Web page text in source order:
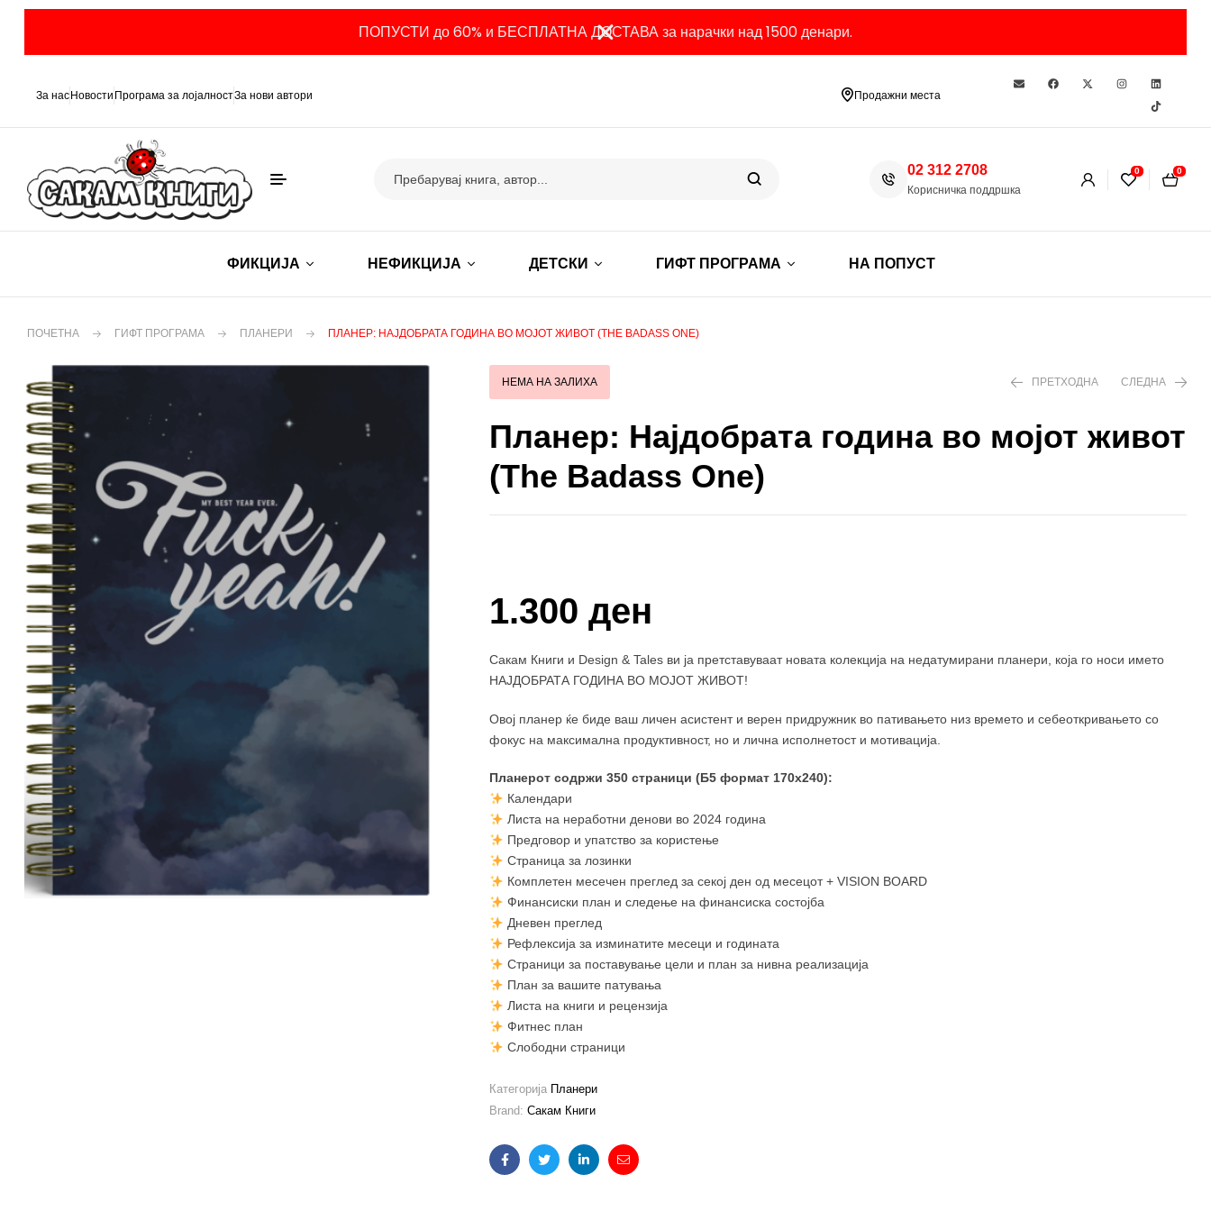
ПОПУСТИ до 60% и БЕСПЛАТНА ДОСТАВА за нарачки над 1500 денари.
За нас Новости Програма за лојалностЗа нови автори Продажни места
02 312 2708
Корисничка поддршка
0 0
ФИКЦИЈА НЕФИКЦИЈА ДЕТСКИ ГИФТ ПРОГРАМА НА ПОПУСТ
ПОЧЕТНА ГИФТ ПРОГРАМА ПЛАНЕРИ ПЛАНЕР: НАЈДОБРАТА ГОДИНА ВО МОЈОТ ЖИВОТ (THE BADASS ONE)
НЕМА НА ЗАЛИХА ПРЕТХОДНА СЛЕДНА
Планер: Најдобрата година во мојот живот
(The Badass One)
1.300 ден
Сакам Книги и Design & Tales ви ја претставуваат новата колекција на недатумирани планери, која го носи името
НАЈДОБРАТА ГОДИНА ВО МОЈОТ ЖИВОТ!
Овој планер ќе биде ваш личен асистент и верен придружник во пативањето низ времето и себеоткривањето со
фокус на максимална продуктивност, но и лична исполнетост и мотивација.
Планерот содржи 350 страници (Б5 формат 170х240):
Календари
Листа на неработни денови во 2024 година
Предговор и упатство за користење
Страница за лозинки
Комплетен месечен преглед за секој ден од месецот + VISION BOARD
Финансиски план и следење на финансиска состојба
Дневен преглед
Рефлексија за изминатите месеци и годината
Страници за поставување цели и план за нивна реализација
План за вашите патувања
Листа на книги и рецензија
Фитнес план
Слободни страници
Категорија Планери
Brand: Сакам Книги
FacebookTwitterLinkedinEmail